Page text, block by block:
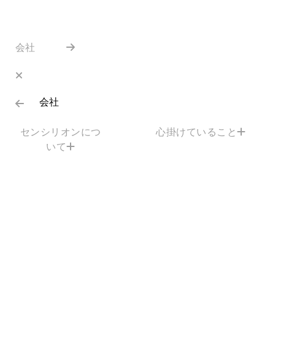
会社
会社
センシリオンにつ
いて
心掛けていること